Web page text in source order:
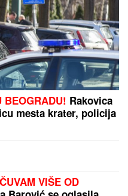
PRSTEN
i Eliti 10: